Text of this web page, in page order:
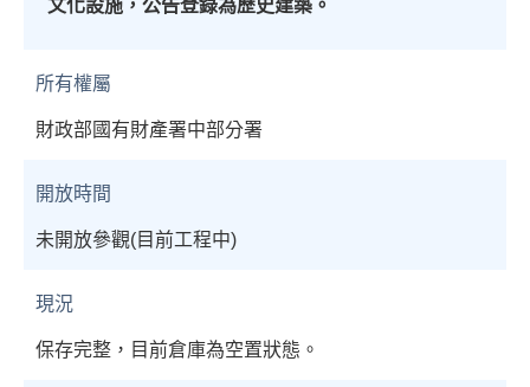
文化設施，公告登錄為歷史建築。
所有權屬
財政部國有財產署中部分署
開放時間
未開放參觀(目前工程中)
現況
保存完整，目前倉庫為空置狀態。